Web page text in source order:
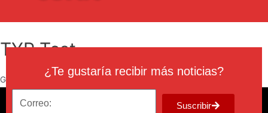
TYP Test
Gracias por contactarnos!
¿Te gustaría recibir más noticias?
Suscribir